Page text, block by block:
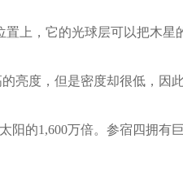
上，它的光球层可以把木星
亮度，但是密度却很低，因
阳的1,600万倍。参宿四拥有